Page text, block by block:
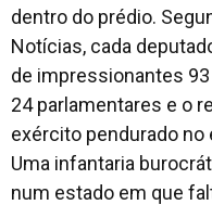
dentro do prédio.
Notícias, cada
de impressionantes
24 parlamentares e o
exército pendurado no
Uma infantaria
num estado em que